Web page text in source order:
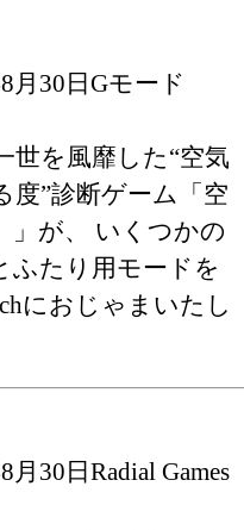
月30日Gモード
世を風靡した“空気
度”診断ゲーム「空
」が、 いくつかの
ふたり用モードを
におじゃまいたし
月30日Radial Games